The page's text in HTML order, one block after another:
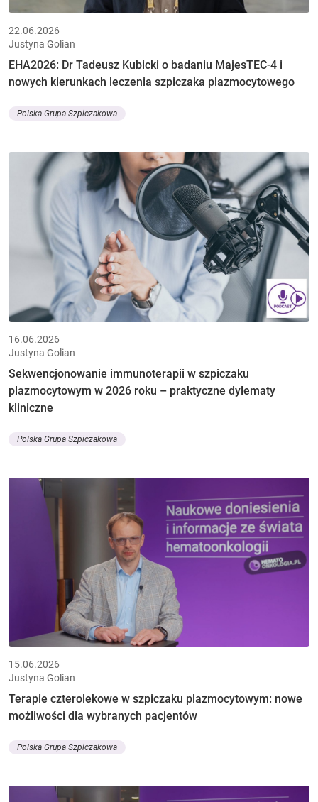
22.06.2026
Justyna Golian
EHA2026: Dr Tadeusz Kubicki o badaniu MajesTEC-4 i
nowych kierunkach leczenia szpiczaka plazmocytowego
Polska Grupa Szpiczakowa
16.06.2026
Justyna Golian
Sekwencjonowanie immunoterapii w szpiczaku
plazmocytowym w 2026 roku – praktyczne dylematy
kliniczne
Polska Grupa Szpiczakowa
15.06.2026
Justyna Golian
Terapie czterolekowe w szpiczaku plazmocytowym: nowe
możliwości dla wybranych pacjentów
Polska Grupa Szpiczakowa